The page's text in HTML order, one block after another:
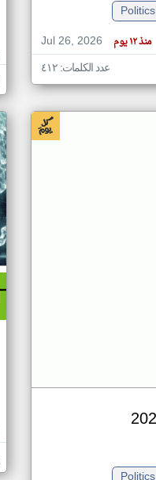
Politics
Jul 26, 2026
منذ ١٢ يوم
عدد الكلمات: ٤١٢